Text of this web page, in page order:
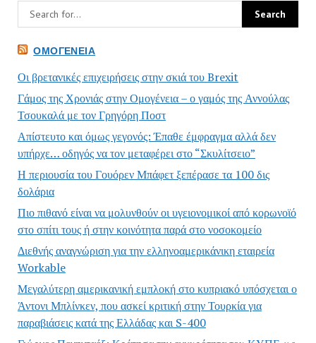
ΟΜΟΓΈΝΕΙΑ
Οι βρετανικές επιχειρήσεις στην σκιά του Brexit
Γάμος της Χρονιάς στην Ομογένεια – ο γαμός της Αννούλας
Τσουκαλά με τον Γρηγόρη Ποστ
Απίστευτο και όμως γεγονός: Έπαθε έμφραγμα αλλά δεν
υπήρχε… οδηγός να τον μεταφέρει στο “Σκυλίτσειο”
Η περιουσία του Γουόρεν Μπάφετ ξεπέρασε τα 100 δις
δολάρια
Πιο πιθανό είναι να μολυνθούν οι υγειονομικοί από κορωνοϊό
στο σπίτι τους ή στην κοινότητα παρά στο νοσοκομείο
Διεθνής αναγνώριση για την ελληνοαμερικάνικη εταιρεία
Workable
Μεγαλύτερη αμερικανική εμπλοκή στο κυπριακό υπόσχεται ο
Άντονι Μπλίνκεν, που ασκεί κριτική στην Τουρκία για
παραβιάσεις κατά της Ελλάδας και S-400